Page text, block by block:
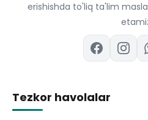
erishishda to'liq ta'lim
Tezkor havolalar